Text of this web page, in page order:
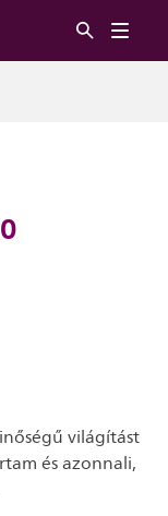
világítást
és azonnali,